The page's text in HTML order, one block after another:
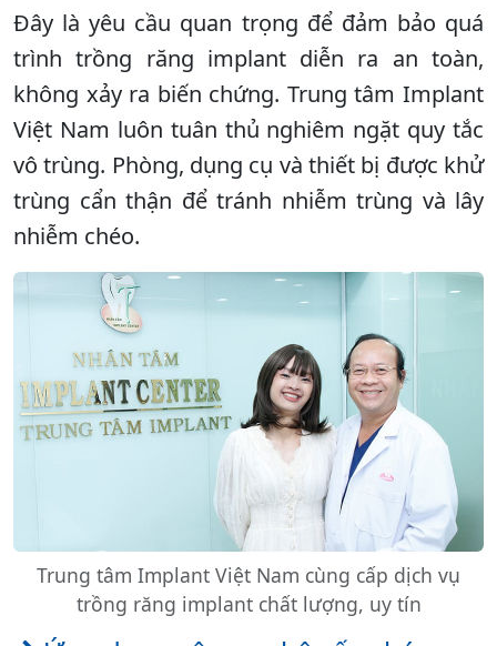
Đây là yêu cầu quan trọng để đảm bảo quá
trình trồng răng implant diễn ra an toàn,
không xảy ra biến chứng. Trung tâm Implant
Việt Nam luôn tuân thủ nghiêm ngặt quy tắc
vô trùng. Phòng, dụng cụ và thiết bị được khử
trùng cẩn thận để tránh nhiễm trùng và lây
nhiễm chéo.
Trung tâm Implant Việt Nam cùng cấp dịch vụ
trồng răng implant chất lượng, uy tín